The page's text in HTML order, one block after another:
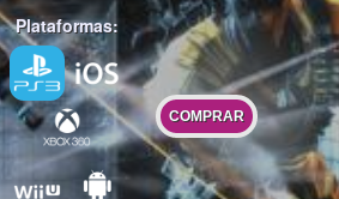
Plataformas:
COMPRAR